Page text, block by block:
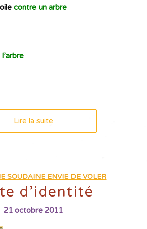
contre un arbre
l’arbre
Lire la suite
SOUDAINE ENVIE DE VOLER
d’identité
21 octobre 2011